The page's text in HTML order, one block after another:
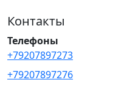
Контакты
Телефоны
+79207897273
+79207897276